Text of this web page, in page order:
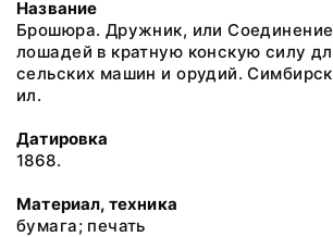
Название
Брошюра. Дружник, или
лошадей в кратную конскую силу
сельских машин и орудий.
ил.
Датировка
1868.
Материал, техника
бумага; печать